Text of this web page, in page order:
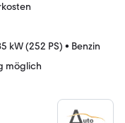
kW (252 PS) • Benzin
möglich